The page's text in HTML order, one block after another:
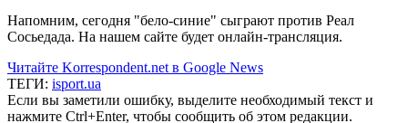
Напомним, сегодня "бело-синие" сыграют против Реал
Сосьедада. На нашем сайте будет онлайн-трансляция.
Читайте Korrespondent.net в Google News
ТЕГИ: isport.ua
Если вы заметили ошибку, выделите необходимый текст и
нажмите Ctrl+Enter, чтобы сообщить об этом редакции.